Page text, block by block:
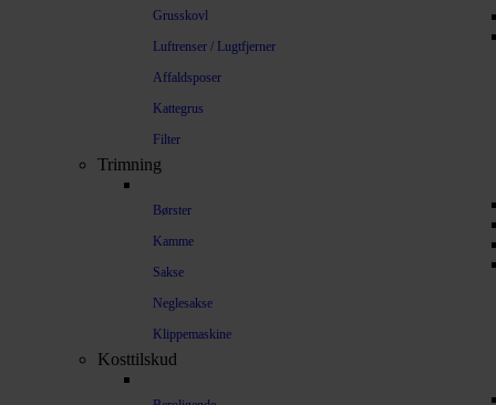
Grusskovl
Luftrenser / Lugtfjerner
Affaldsposer
Kattegrus
Filter
Trimning
Børster
Kamme
Sakse
Neglesakse
Klippemaskine
Kosttilskud